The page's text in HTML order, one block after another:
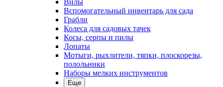
Вспомогательный инвентарь для сада
Грабли
Колеса для садовых тачек
Косы, серпы и пилы
Лопаты
Мотыги, рыхлители, тяпки, плоскорезы,
полольники
Наборы мелких инструментов
Еще